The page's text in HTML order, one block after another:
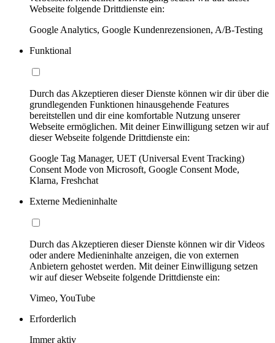
Webseite folgende Drittdienste ein:
Google Analytics, Google Kundenrezensionen, A/B-Testing
Funktional
Durch das Akzeptieren dieser Dienste können wir dir über die
grundlegenden Funktionen hinausgehende Features
bereitstellen und dir eine komfortable Nutzung unserer
Webseite ermöglichen. Mit deiner Einwilligung setzen wir auf
dieser Webseite folgende Drittdienste ein:
Google Tag Manager, UET (Universal Event Tracking)
Consent Mode von Microsoft, Google Consent Mode,
Klarna, Freshchat
Externe Medieninhalte
Durch das Akzeptieren dieser Dienste können wir dir Videos
oder andere Medieninhalte anzeigen, die von externen
Anbietern gehostet werden. Mit deiner Einwilligung setzen
wir auf dieser Webseite folgende Drittdienste ein:
Vimeo, YouTube
Erforderlich
Immer aktiv